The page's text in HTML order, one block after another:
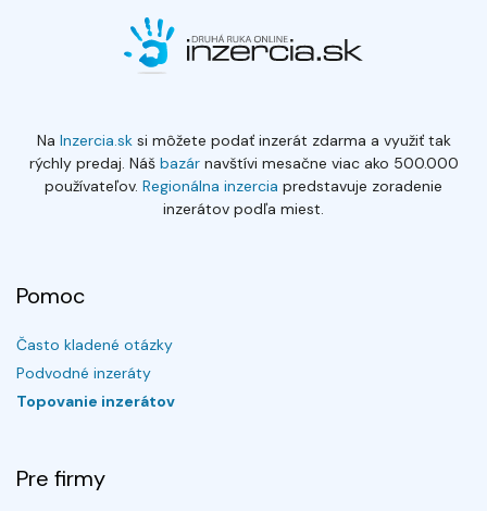
Na Inzercia.sksi môžete podať inzerát zdarma a využiť tak
rýchly predaj. Náš bazárnavštívi mesačne viac ako 500.000
používateľov. Regionálna inzercia predstavuje zoradenie
inzerátov podľa miest.
Pomoc
Často kladené otázky
Podvodné inzeráty
Topovanie inzerátov
Pre firmy